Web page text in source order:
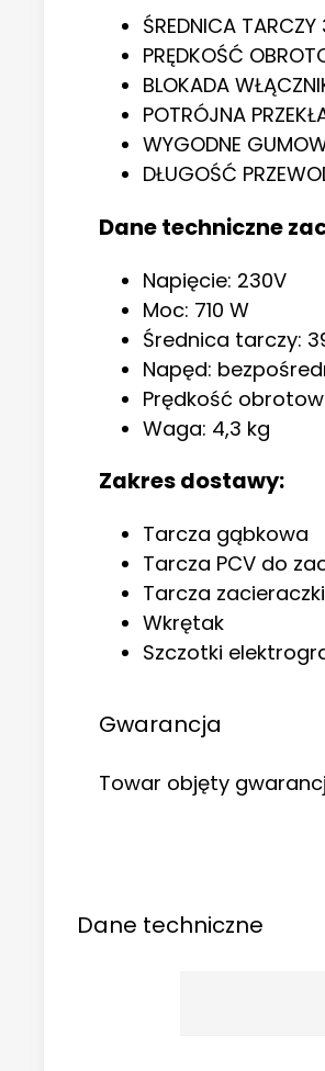
ŚREDNICA
PRĘDKOŚĆ
BLOKADA
POTRÓJNA
WYGODNE
DŁUGOŚĆ
Dane techniczne
Napięcie: 230V
Moc: 710 W
Średnica tarczy:
Napęd:
Prędkość
Waga: 4,3 kg
Zakres dostawy:
Tarcza gąbkowa
Tarcza PCV do
Tarcza
Wkrętak
Szczotki
Gwarancja
Towar objęty
Dane techniczne